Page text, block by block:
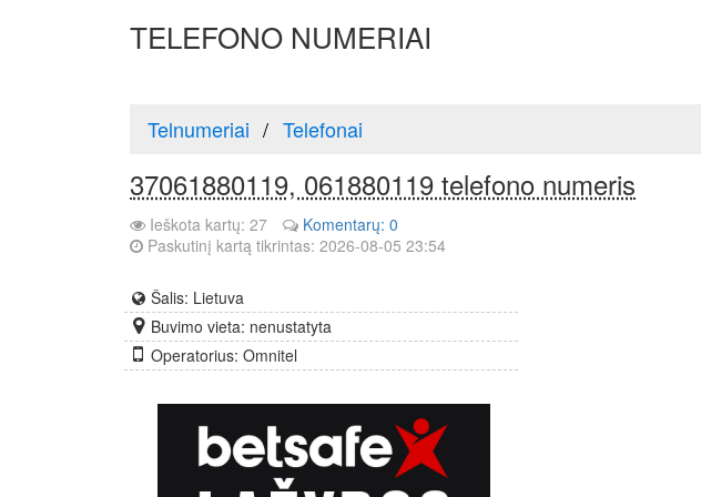
TELEFONO NUMERIAI
Telnumeriai Telefonai
37061880119, 061880119 telefono numeris
Ieškota kartų: 27
Komentarų: 0
Paskutinį kartą tikrintas: 2026-08-05 23:54
Šalis: Lietuva
Buvimo vieta: nenustatyta
Operatorius: Omnitel